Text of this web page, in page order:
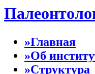
»Главная
»Об
»Структура